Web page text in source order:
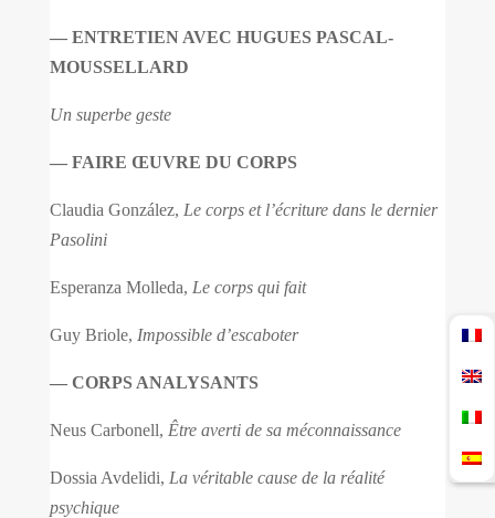
— ENTRETIEN AVEC HUGUES PASCAL-
MOUSSELLARD
Un superbe geste
— FAIRE ŒUVRE DU CORPS
Claudia González, Le corps et l’écriture dans le dernier
Pasolini
Esperanza Molleda, Le corps qui fait
Guy Briole, Impossible d’escaboter
— CORPS ANALYSANTS
Neus Carbonell, Être averti de sa méconnaissance
Dossia Avdelidi, La véritable cause de la réalité
psychique